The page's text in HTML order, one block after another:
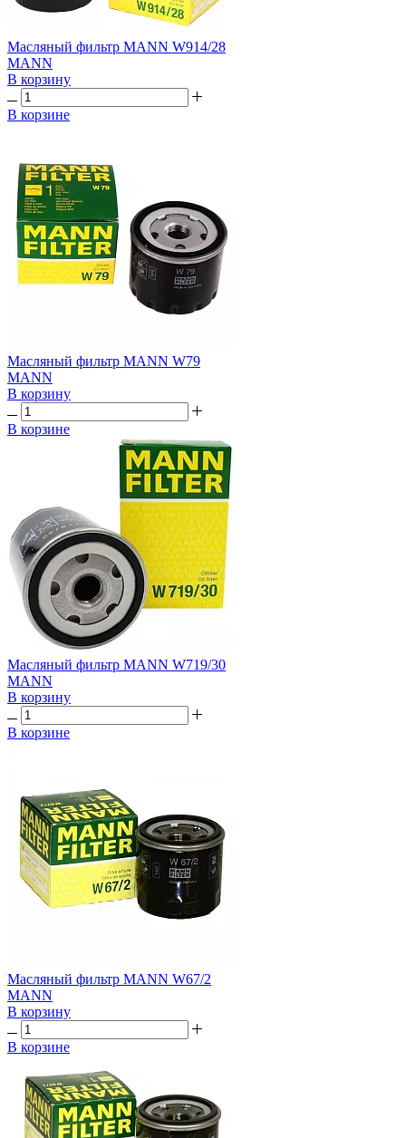
Масляный фильтр MANN W914/28
MANN
В корзину
В корзине
Масляный фильтр MANN W79
MANN
В корзину
В корзине
Масляный фильтр MANN W719/30
MANN
В корзину
В корзине
Масляный фильтр MANN W67/2
MANN
В корзину
В корзине